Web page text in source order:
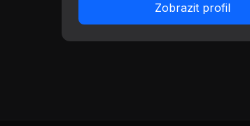
Zobrazit profil